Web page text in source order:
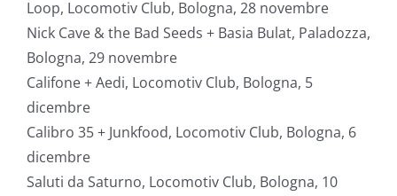
Loop, Locomotiv Club, Bologna, 28 novembre
Nick Cave & the Bad Seeds + Basia Bulat, Paladozza,
Bologna, 29 novembre
Califone + Aedi, Locomotiv Club, Bologna, 5
dicembre
Calibro 35 + Junkfood, Locomotiv Club, Bologna, 6
dicembre
Saluti da Saturno, Locomotiv Club, Bologna, 10